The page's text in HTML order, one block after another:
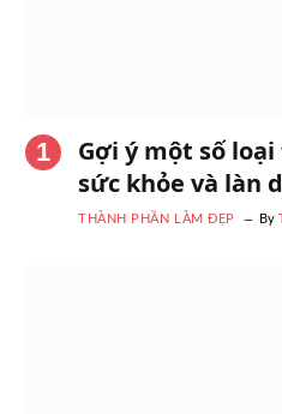
Gợi ý một số
sức khỏe và làn
THÀNH PHẦN LÀM ĐẸP By